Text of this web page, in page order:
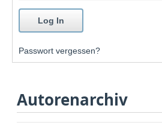
Passwort vergessen?
Autorenarchiv